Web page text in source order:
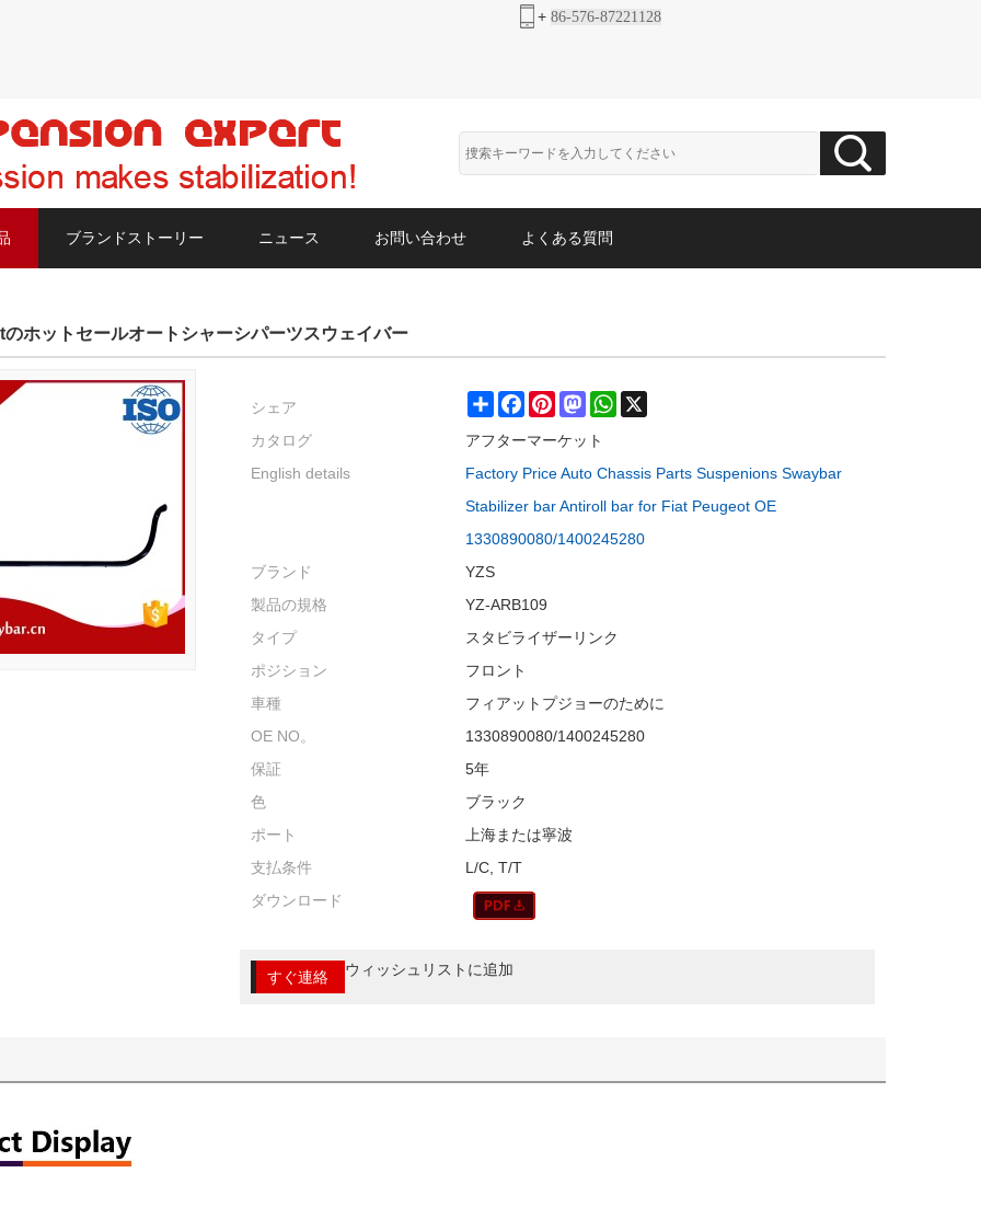
+ 86-576-87221128
ブランドストーリー ニュース お問い合わせ よくある質問
ホットセールオートシャーシパーツスウェイバー
シェア ShareFacebookPinterestMastodonWhatsApp
カタログ
アフターマーケット
English details
Factory Price Auto Chassis Parts Suspenions Swaybar
Stabilizer bar Antiroll bar for Fiat Peugeot OE
1330890080/1400245280
ブランド
YZS
製品の規格
YZ-ARB109
タイプ
スタビライザーリンク
ポジション
フロント
車種
フィアットプジョーのために
OE NO。
1330890080/1400245280
保証
5年
色
ブラック
ポート
上海または寧波
支払条件
L/C, T/T
ダウンロード
すぐ連絡 ウィッシュリストに追加